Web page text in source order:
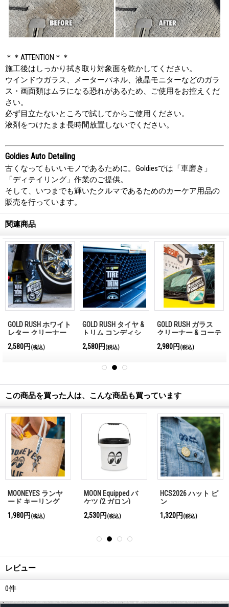
＊＊ATTENTION＊＊
施工後はしっかり拭き取り対象面を乾かしてください。
ウインドウガラス、メーターパネル、液晶モニターなどのガラ
ス・画面類はムラになる恐れがあるため、ご使用をお控えくだ
さい。
必ず目立たないところで試してからご使用ください。
液剤をつけたまま長時間放置しないでください。
Goldies Auto Detailing
古くなってもいいモノであるために。Goldiesでは「車磨き」
「ディテイリング」作業のご提供。
そして、いつまでも輝いたクルマであるためのカーケア用品の
販売を行っています。
関連商品
GOLD RUSH カー ウ
ォッシュ ミット
1,650円 (税込)
MOON バケツ (2 ガロ
ン) イエロー
2,530円 (税込)
最新号発売中!!
MQQNEYES
Magazine No.28 2026
1,210円 (税込)
この商品を買った人は、こんな商品も買っています
ット ピ
MOON レザー ラウ
ンド コイン ケース
1,980円
MOON Equipped バ
ケツ (5 ガロン)
3,960円
White-
3,520円
レビュー
0件